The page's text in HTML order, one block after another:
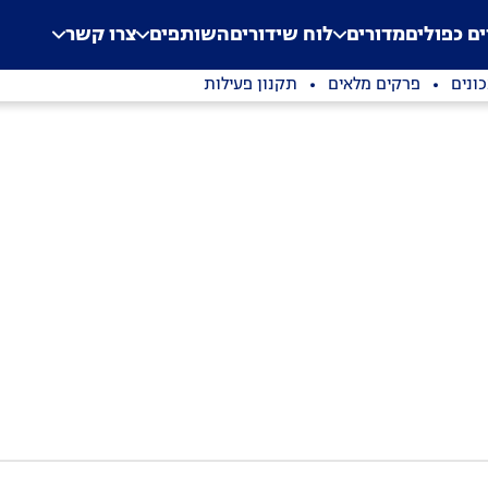
Application error: a
. כפוליםמדורים לוח שידוריםהשותפים צרו קשר
פרקים מלאים תקנון פעילות